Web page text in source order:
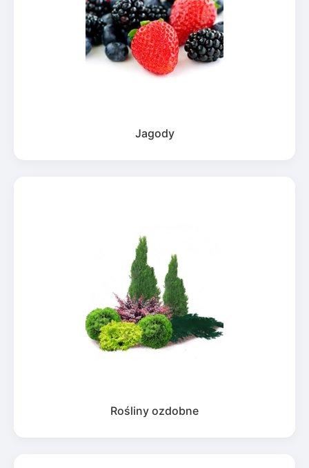
Jagody
Rośliny ozdobne